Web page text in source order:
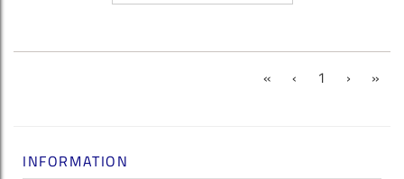
« ‹ 1 (current)
› »
INFORMATION